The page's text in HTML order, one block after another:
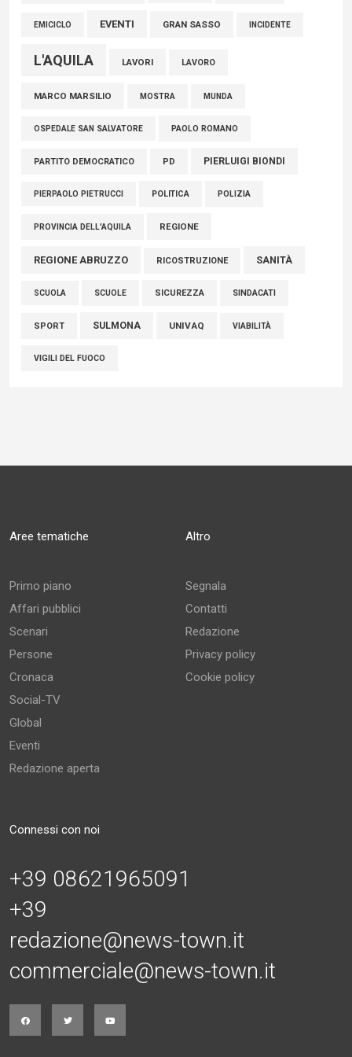
EMICICLO EVENTI GRAN SASSO INCIDENTE
L'AQUILA LAVORI LAVORO
MARCO MARSILIO MOSTRA MUNDA
OSPEDALE SAN SALVATORE PAOLO ROMANO
PARTITO DEMOCRATICO PD PIERLUIGI BIONDI
PIERPAOLO PIETRUCCI POLITICA POLIZIA
PROVINCIA DELL'AQUILA REGIONE
REGIONE ABRUZZO RICOSTRUZIONE SANITÀ
SCUOLA SCUOLE SICUREZZA SINDACATI
SPORT SULMONA UNIVAQ VIABILITÀ
VIGILI DEL FUOCO
Aree tematiche
Primo piano
Affari pubblici
Scenari
Persone
Cronaca
Social-TV
Global
Eventi
Redazione aperta
Altro
Segnala
Contatti
Redazione
Privacy policy
Cookie policy
Connessi con noi
+39 08621965091
+39
redazione@news-town.it
commerciale@news-town.it